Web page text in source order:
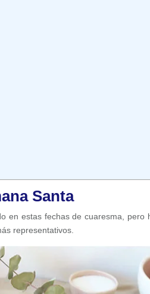
Santa
en estas fechas de cuaresma, pero
representativos.